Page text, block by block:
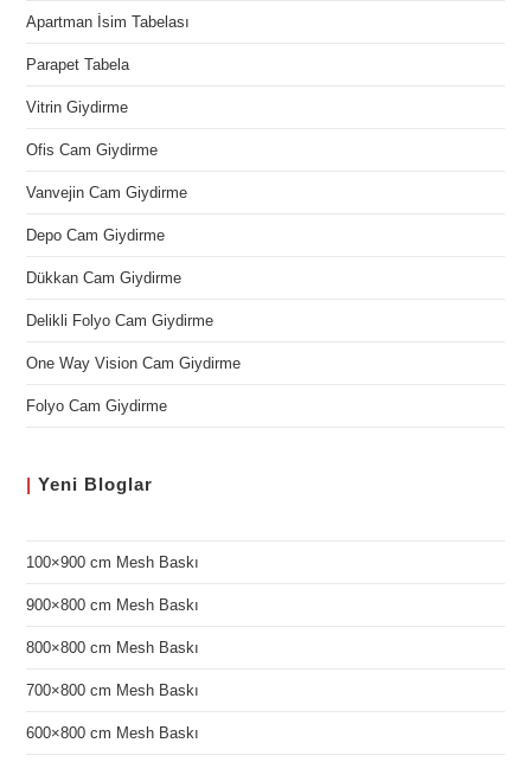
Apartman İsim Tabelası
Parapet Tabela
Vitrin Giydirme
Ofis Cam Giydirme
Vanvejin Cam Giydirme
Depo Cam Giydirme
Dükkan Cam Giydirme
Delikli Folyo Cam Giydirme
One Way Vision Cam Giydirme
Folyo Cam Giydirme
| Yeni Bloglar
100×900 cm Mesh Baskı
900×800 cm Mesh Baskı
800×800 cm Mesh Baskı
700×800 cm Mesh Baskı
600×800 cm Mesh Baskı